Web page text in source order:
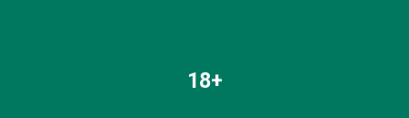
18+